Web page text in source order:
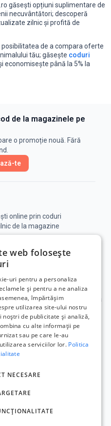
găsești opțiuni suplimentare de
necuvântători; descoperă
zilnic și profită de
de a compara oferte
tău; găsește coduri
economisește până la 5% la
de la magazinele pe
o promoție nouă. Fără
te
online prin coduri
de la magazine
de
de
Blog
ANPC
SAL - UE
ECC Romania
ANCOM
SRL |
rezervate.
către
acestea ne pot
suplimentar
web folosește
uri pentru a personaliza
și pentru a ne analiza
împărtășim
utilizarea site-ului nostru
noștri de publicitate și analiză,
cu alte informații pe
sau pe care le-au
serviciilor lor. Politica
NECESARE